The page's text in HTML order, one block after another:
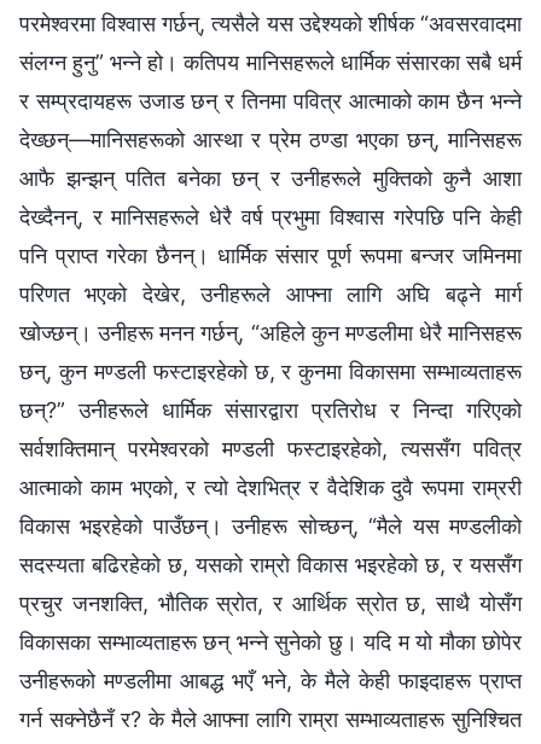
परमेश्‍वरमा विश्‍वास गर्छन्, त्यसैले यस उद्देश्यको शीर्षक “अवसरवादमा
संलग्न हुनु” भन्ने हो। कतिपय मानिसहरूले धार्मिक संसारका सबै धर्म
र सम्प्रदायहरू उजाड छन् र तिनमा पवित्र आत्माको काम छैन भन्ने
देख्छन्—मानिसहरूको आस्था र प्रेम ठण्डा भएका छन्, मानिसहरू
आफै झन्झन् पतित बनेका छन् र उनीहरूले मुक्तिको कुनै आशा
देख्दैनन्, र मानिसहरूले धेरै वर्ष प्रभुमा विश्‍वास गरेपछि पनि केही
पनि प्राप्त गरेका छैनन्। धार्मिक संसार पूर्ण रूपमा बन्जर जमिनमा
परिणत भएको देखेर, उनीहरूले आफ्ना लागि अघि बढ्ने मार्ग
खोज्छन्। उनीहरू मनन गर्छन्, “अहिले कुन मण्डलीमा धेरै मानिसहरू
छन्, कुन मण्डली फस्टाइरहेको छ, र कुनमा विकासमा सम्भाव्यताहरू
छन्?” उनीहरूले धार्मिक संसारद्वारा प्रतिरोध र निन्दा गरिएको
सर्वशक्तिमान् परमेश्‍वरको मण्डली फस्टाइरहेको, त्यससँग पवित्र
आत्माको काम भएको, र त्यो देशभित्र र वैदेशिक दुवै रूपमा राम्ररी
विकास भइरहेको पाउँछन्। उनीहरू सोच्छन्, “मैले यस मण्डलीको
सदस्यता बढिरहेको छ, यसको राम्रो विकास भइरहेको छ, र यससँग
प्रचुर जनशक्ति, भौतिक स्रोत, र आर्थिक स्रोत छ, साथै योसँग
विकासका सम्भाव्यताहरू छन् भन्ने सुनेको छु। यदि म यो मौका छोपेर
उनीहरूको मण्डलीमा आबद्ध भएँ भने, के मैले केही फाइदाहरू प्राप्त
गर्न सक्नेछैनँ र? के मैले आफ्ना लागि राम्रा सम्भाव्यताहरू सुनिश्चित